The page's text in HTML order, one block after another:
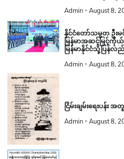
Admin August 8,
နိုင်ငံတော်သမ္မတ ဦး
မြန်မာအဆင့်မြင့်ကို
မြန်မာနိုင်ငံသို့ပြန်လ
Admin August 8,
ငြိမ်းချမ်းရေးပန်း အ
Admin August 8,